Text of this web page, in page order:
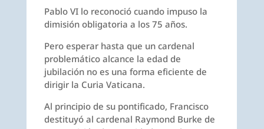
Pablo VI lo reconoció cuando impuso la
dimisión obligatoria a los 75 años.
Pero esperar hasta que un cardenal
problemático alcance la edad de
jubilación no es una forma eficiente de
dirigir la Curia Vaticana.
Al principio de su pontificado, Francisco
destituyó al cardenal Raymond Burke de